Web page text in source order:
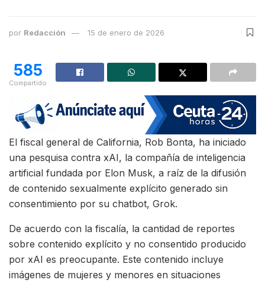
por Redacción 15 de enero de 2026
585
Compartido
El fiscal general de California, Rob Bonta, ha iniciado
una pesquisa contra xAI, la compañía de inteligencia
artificial fundada por Elon Musk, a raíz de la difusión
de contenido sexualmente explícito generado sin
consentimiento por su chatbot, Grok.
De acuerdo con la fiscalía, la cantidad de reportes
sobre contenido explícito y no consentido producido
por xAI es preocupante. Este contenido incluye
imágenes de mujeres y menores en situaciones